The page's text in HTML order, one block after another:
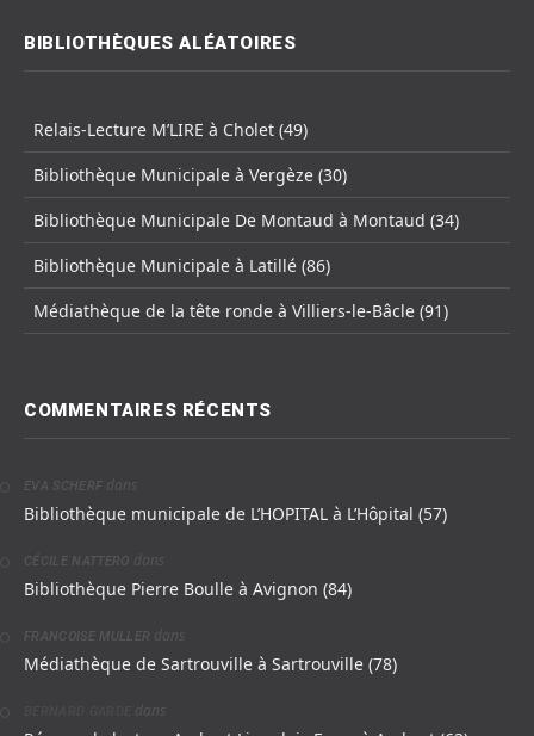
BIBLIOTHÈQUES ALÉATOIRES
Relais-Lecture M’LIRE à Cholet (49)
Bibliothèque Municipale à Vergèze (30)
Bibliothèque Municipale De Montaud à Montaud (34)
Bibliothèque Municipale à Latillé (86)
Médiathèque de la tête ronde à Villiers-le-Bâcle (91)
COMMENTAIRES RÉCENTS
EVA SCHERF dans
Bibliothèque municipale de L’HOPITAL à L’Hôpital (57)
CÉCILE NATTERO dans
Bibliothèque Pierre Boulle à Avignon (84)
FRANCOISE MULLER dans
Médiathèque de Sartrouville à Sartrouville (78)
dans